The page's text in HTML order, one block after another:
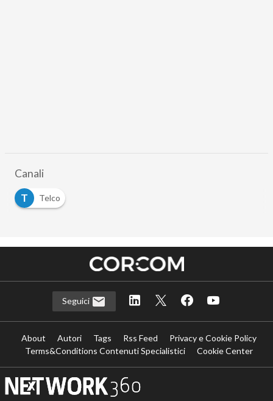
Canali
T
Telco
Seguici
About Autori Tags Rss Feed
Privacy e Cookie Policy
Terms&Conditions Contenuti Specialistici
Cookie Center